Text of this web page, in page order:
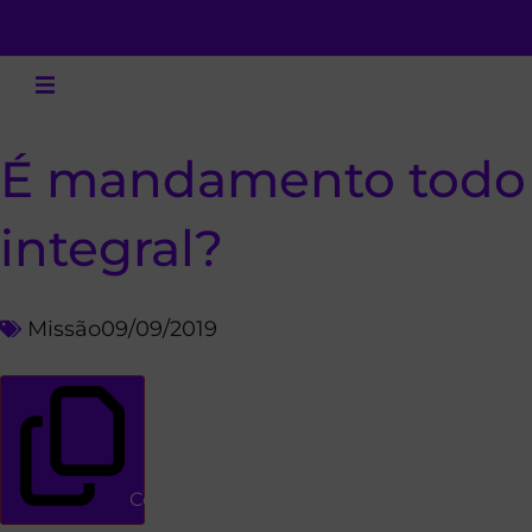
É mandamento
integral?
Missão09/09/2019
Copiar link